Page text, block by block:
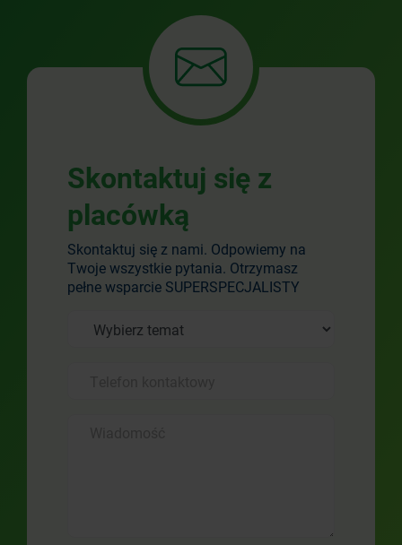
Skontaktuj się z
placówką
Skontaktuj się z nami. Odpowiemy na
Twoje wszystkie pytania. Otrzymasz
pełne wsparcie SUPERSPECJALISTY